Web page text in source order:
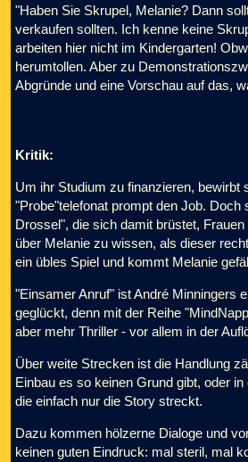
"Haben Sie Skrupel, Melanie? Dann
verkaufen sollten. Ich kenne keine
arbeiten hier nicht im Kindergarten!
herumtollen. Aber zu
Abgründe und eine Vorschau auf das,
Kritik:
Um ihr Studium zu finanzieren,
"Probe"telefonat prompt den Job.
Drossel", die sich damit brüstet,
über Melanie zu wissen, als dieser
ein übles Spiel und kommt Melanie
"Einsamer Anruf" ist André Minningers
geglückt, denn mit der Reihe
aber mehr Thriller - vor allem in der
Über weite Strecken ist die Handlung
Einbau es so keinen Grund gibt, oder
die einfach nur die Story streckt.
Dazu kommen hölzerne Dialoge und
keinen guten Eindruck: mal steril, mal